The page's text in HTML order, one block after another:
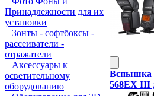
Принадлежности для их
установки
Зонты - софтбоксы -
рассеиватели -
отражатели
Аксессуары к
осветительному
оборудованию
Вспышка
568EX III